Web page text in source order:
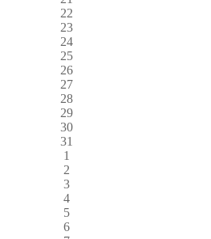
22
23
24
25
26
27
28
29
30
31
1
2
3
4
5
6